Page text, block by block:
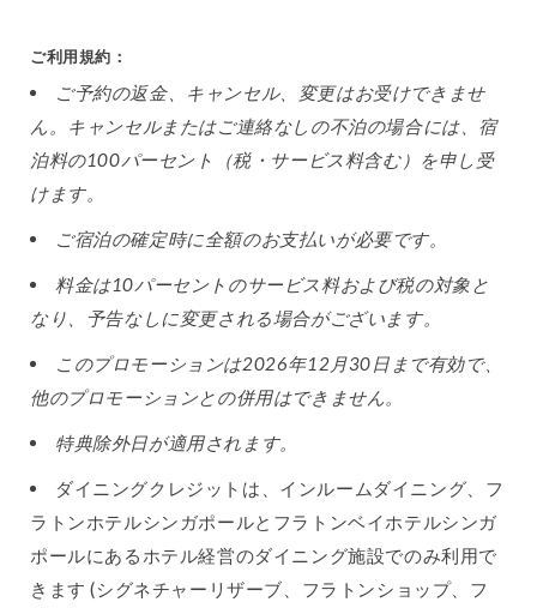
ご利用規約：
ご予約の返金、キャンセル、変更はお受けできませ
ん。キャンセルまたはご連絡なしの不泊の場合には、宿
泊料の100パーセント（税・サービス料含む）を申し受
けます。
ご宿泊の確定時に全額のお支払いが必要です。
料金は10パーセントのサービス料および税の対象と
なり、予告なしに変更される場合がございます。
このプロモーションは2026年12月30日まで有効で、
他のプロモーションとの併用はできません。
特典除外日が適用されます。
ダイニングクレジットは、インルームダイニング、フ
ラトンホテルシンガポールとフラトンベイホテルシンガ
ポールにあるホテル経営のダイニング施設でのみ利用で
きます (シグネチャーリザーブ、フラトンショップ、フ